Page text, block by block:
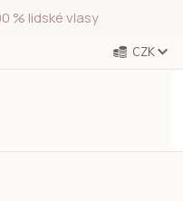
% lidské vlasy
CZK